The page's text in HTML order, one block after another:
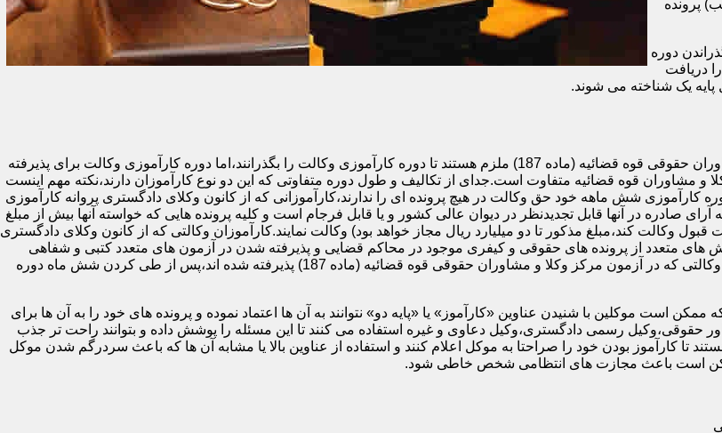
پرونده
دوره
دریافت
یک شناخته می شوند.
اگرچه تمام افرادی که در آزمون وکالت کانون وکلای دادگستری یا مرکز وکلا و مشاوران حقوقی قوه قضائیه (ماده 187) ملزم هستند تا دوره کارآموزی وکالت را بگذرانند،اما دوره کارآموزی وکالت برای پذیرفته
و مشاوران قوه قضائیه متفاوت است.جدای از تکالیف و طول دوره متفاوتی که این دو نوع کارآموزان دارند،نکته مهم اینست
شش ماهه خود حق وکالت در هیچ پرونده ای را ندارند،کارآموزانی که از کانون وکلای دادگستری پروانه کارآموزی
آرای صادره در آنها قابل تجدیدنظر در دیوان عالی کشور و یا قابل فرجام است و کلیه پرونده هایی که خواسته آنها بیش از مبلغ
وکالت کند،مبلغ مذکور تا دو میلیارد ریال مجاز خواهد بود) وکالت نمایند.کارآموزان وکالتی که از کانون وکلای دادگستری
های متعدد از پرونده های حقوقی و کیفری موجود در محاکم قضایی و پذیرفته شدن در آزمون های متعدد کتبی و شفاهی
پایان دوره (اختبار) می توانند پروانه وکالت پایه یک دریافت کنند.در مقابل،کارآموزان وکالتی که در آزمون مرکز وکلا و مشاوران حقوقی قوه قضائیه (ماده 187) پذیرفته شده اند،پس از طی کردن شش ماه دوره
است موکلین با شنیدن عناوین «کارآموز» یا «پایه دو» نتوانند به آن ها اعتماد نموده و پرونده های خود را به آن ها برای
حقوقی،وکیل رسمی دادگستری،وکیل دعاوی و غیره استفاده می کنند تا این مسئله را پوشش داده و بتوانند راحت تر جذب
تا کارآموز بودن خود را صراحتا به موکل اعلام کنند و استفاده از عناوین بالا یا مشابه آن ها که باعث سردرگم شدن موکل
است باعث مجازت های انتظامی شخص خاطی شود.